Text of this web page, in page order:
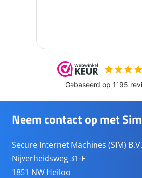
Neem contact op met Sim
Secure Internet Machines (SIM) B.V.
Nijverheidsweg 31-F
1851 NW Heiloo